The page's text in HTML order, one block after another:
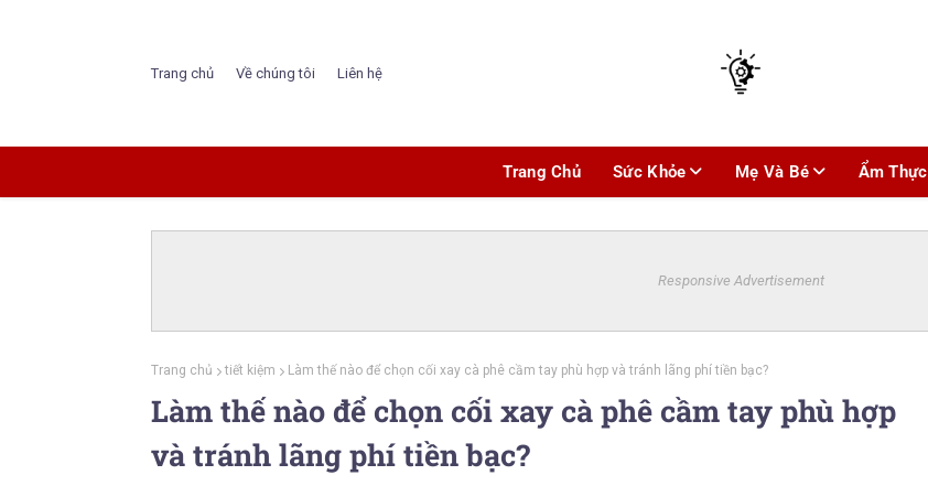
Trang chủ Về chúng tôi Liên hệ
Trang Chủ Sức Khỏe Mẹ Và Bé Ẩm Thực
Responsive Advertisement
Trang chủ tiết kiệm Làm thế nào để chọn cối xay cà phê cầm tay phù hợp và tránh lãng phí tiền bạc?
Làm thế nào để chọn cối xay cà phê cầm tay phù hợp
và tránh lãng phí tiền bạc?